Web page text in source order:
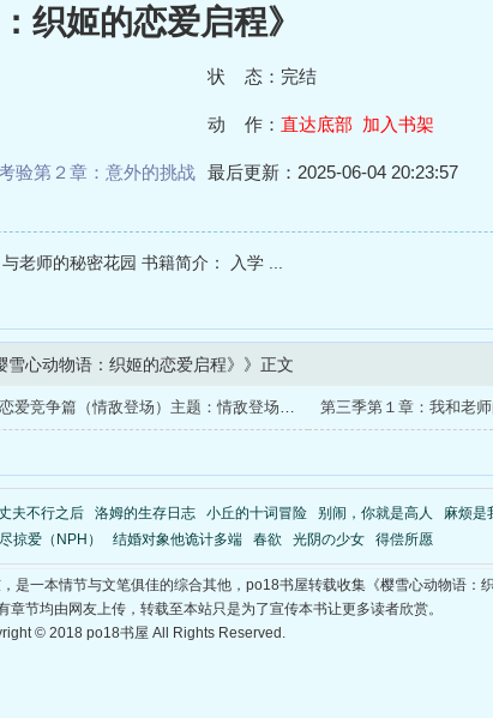
织姬的恋爱启程》
状 态：完结
动 作： 直达底部 加入书架
验第２章：意外的挑战
庭与事业的平衡第７
再起的回忆展第９章：
最后更新：2025-06-04 20:23:57
老师的秘密花园 书籍简介： 入学 ...
雪心动物语：织姬的恋爱启程》》正文
第二季：恋爱竞争篇（情敌登场）主题：情敌登场、情感自省、自信崩解与重建1.新学期的转学生2.情敌是大学实习老师！？3.双人补课时间4.诗音也恋爱了？5.偷偷尾随老师6.校外旅行事件7.情敌的甜蜜攻势8
夫不行之后 洛姆的生存日志 小丘的十词冒险 别闹，你就是高人
麻烦是
掠爱（NPH） 结婚对象他诡计多端 春欲 光阴の少女 得偿所愿
是一本情节与文笔俱佳的综合其他，po18书屋转载收集《樱雪心动物语：
章节均由网友上传，转载至本站只是为了宣传本书让更多读者欣赏。
© 2018 po18书屋 All Rights Reserved.